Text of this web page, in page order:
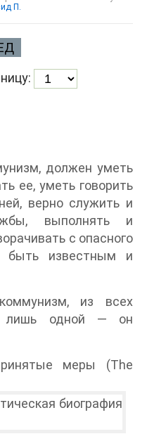
П.
должен уметь
ее, уметь говорить
верно служить и
выполнять и
с опасного
быть известным и
из всех
лишь одной — он
меры (The